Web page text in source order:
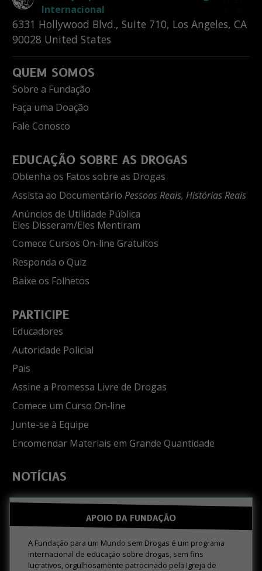
Internacional
6331 Hollywood Blvd., Suite 710, Los Angeles, CA
90028 United States
QUEM SOMOS
Sobre a Fundação
Faça uma Doação
Fale Conosco
EDUCAÇÃO SOBRE AS DROGAS
Obtenha os Fatos sobre as Drogas
Assista ao Documentário Pessoas Reais, Histórias Reais
Anúncios de Utilidade Pública
Eles Disseram/Eles Mentiram
Comece Cursos On-line Gratuitos
Responda o Quiz
Baixe os Folhetos
PARTICIPE
Educadores
Autoridade Policial
Pais
Assine a Promessa Livre de Drogas
Comece um Curso On‑line
Junte-se à Equipe
Encomendar Materiais em Grande Quantidade
NOTÍCIAS
APOIO DA FUNDAÇÃO
A Fundação para um Mundo sem Drogas é um programa
internacional de educação sobre drogas, sem fins
lucrativos, orgulhosamente patrocinado pela Igreja de